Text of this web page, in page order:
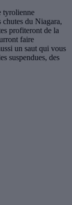
tyrolienne
chutes du Niagara,
profiteront de la
faire
un saut qui vous
suspendues, des